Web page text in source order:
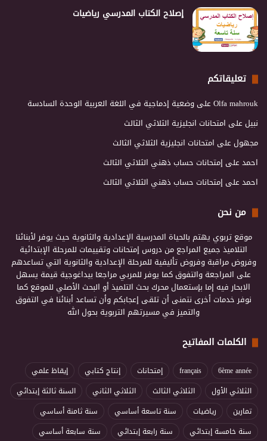
إصلاح الكتاب المدرسي رياضيات
تعليقاتكم
Olfa mahroukعلى وضعية إدماجية في اللغة العربية الوحدة السادسة
نبيلعلى امتحانات انجليزية الثلاثي الثالث
مجهولعلى امتحانات انجليزية الثلاثي الثالث
احمدعلى إمتحانات حساب ذهني الثلاثي الثالث
احمدعلى إمتحانات حساب ذهني الثلاثي الثالث
من نحن
موقع تربوي يهتم بالحياة المدرسية الإعدادية والثانوية حيث يوفر لأبنائنا
التلاميذ جميع المراجع من دروس إمتحانات وتقييمات للمرحلة الإبتدائية
وفروض مراقبة وفروض تأليفية للمرحلة الإعدادية والثانوية التي تساعدهم
على المراجعة والتفوق كما يوفر للمربي مراجعا بيداغوجية قيمة يسهل
الابحار فيه إما بإستعمال محرك بحث التلميذ أو البحث الأصلي للموقع كما
نوفر خدمات أخرى نتمنى أن تلقى إعجابكم وأن تساعد أبنائنا في التفوق
والتميز في مسيرتهم التربوية بحول الله
الكلمات المفاتيح
6ème année
français إمتحانات إنتاج كتابي
إيقاظ علمي
الثلاثي الأول
الثلاثي الثالث الثلاثي الثاني
السنة ثالثة إبتدائي
تمارين
رياضيات سنة تاسعة أساسي
سنة ثامنة أساسي
سنة خامسة إبتدائي
سنة رابعة إبتدائي سنة سابعة أساسي